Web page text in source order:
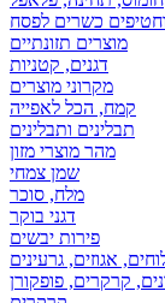
כשרים לפסח
מוצרים תזונתיים
דגנים, קטניות
מקרוני מוצרים
קמח, הכל לאפייה
תבלינים ותבלינים
מהר מוצרי מזון
שמן צמחי
מלח, סוכר
דגני בוקר
פירות יבשים
אגוזים, גרעינים
קרקרים, פופקורן